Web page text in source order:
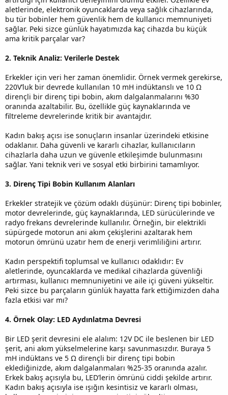
aletlerinde, elektronik oyuncaklarda veya sağlık cihazlarında,
bu tür bobinler hem güvenlik hem de kullanıcı memnuniyeti
sağlar. Peki sizce günlük hayatımızda kaç cihazda bu küçük
ama kritik parçalar var?
2. Teknik Analiz: Verilerle Destek
Erkekler için veri her zaman önemlidir. Örnek vermek gerekirse,
220V’luk bir devrede kullanılan 10 mH indüktanslı ve 10 Ω
dirençli bir direnç tipi bobin, akım dalgalanmalarını %30
oranında azaltabilir. Bu, özellikle güç kaynaklarında ve
filtreleme devrelerinde kritik bir avantajdır.
Kadın bakış açısı ise sonuçların insanlar üzerindeki etkisine
odaklanır. Daha güvenli ve kararlı cihazlar, kullanıcıların
cihazlarla daha uzun ve güvenle etkileşimde bulunmasını
sağlar. Yani teknik veri ve sosyal etki birbirini tamamlıyor.
3. Direnç Tipi Bobin Kullanım Alanları
Erkekler stratejik ve çözüm odaklı düşünür: Direnç tipi bobinler,
motor devrelerinde, güç kaynaklarında, LED sürücülerinde ve
radyo frekans devrelerinde kullanılır. Örneğin, bir elektrikli
süpürgede motorun ani akım çekişlerini azaltarak hem
motorun ömrünü uzatır hem de enerji verimliliğini artırır.
Kadın perspektifi toplumsal ve kullanıcı odaklıdır: Ev
aletlerinde, oyuncaklarda ve medikal cihazlarda güvenliği
artırması, kullanıcı memnuniyetini ve aile içi güveni yükseltir.
Peki sizce bu parçaların günlük hayatta fark ettiğimizden daha
fazla etkisi var mı?
4. Örnek Olay: LED Aydınlatma Devresi
Bir LED şerit devresini ele alalım: 12V DC ile beslenen bir LED
şerit, ani akım yükselmelerine karşı savunmasızdır. Buraya 5
mH indüktans ve 5 Ω dirençli bir direnç tipi bobin
eklediğinizde, akım dalgalanmaları %25-35 oranında azalır.
Erkek bakış açısıyla bu, LED’lerin ömrünü ciddi şekilde artırır.
Kadın bakış açısıyla ise ışığın kesintisiz ve kararlı olması,